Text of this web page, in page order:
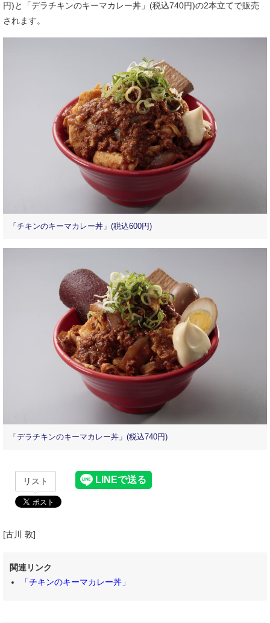
円)と「デラチキンのキーマカレー丼」(税込740円)の2本立てで販売
されます。
「チキンのキーマカレー丼」(税込600円)
「デラチキンのキーマカレー丼」(税込740円)
リスト
[古川 敦]
関連リンク
「チキンのキーマカレー丼」